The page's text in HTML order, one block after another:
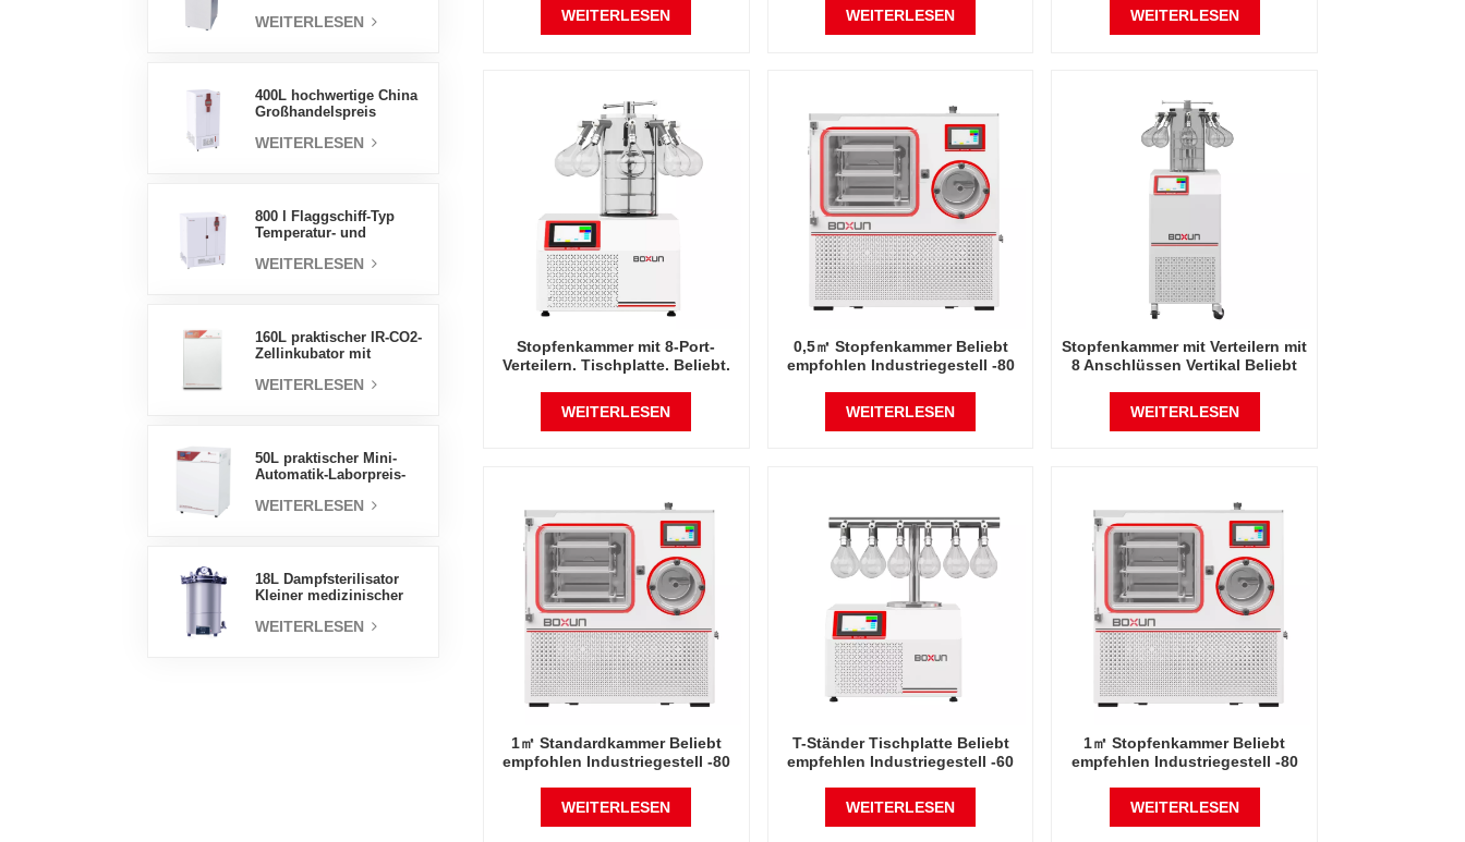
Design,
WEITERLESEN
400L hochwertige China
Großhandelspreis
Luftfeuchtigkeit stabile
WEITERLESEN
800 l Flaggschiff-Typ
Temperatur- und
Inkubatorkammer,
WEITERLESEN
160L praktischer IR-CO2-
Zellinkubator mit
professionelle Fabrik-
WEITERLESEN
50L praktischer Mini-
Automatik-Laborpreis-
WEITERLESEN
18L Dampfsterilisator
Kleiner medizinischer
Autoklav
WEITERLESEN
WEITERLESEN WEITERLESEN WEITERLESEN
Stopfenkammer mit 8-Port-
Verteilern. Tischplatte. Beliebt.
Grad Celsius in China
WEITERLESEN
0,5㎡ Stopfenkammer Beliebt
empfohlen Industriegestell -80
WEITERLESEN
Stopfenkammer mit Verteilern mit
8 Anschlüssen Vertikal Beliebt
Gefriertrocknerfabrik in China
WEITERLESEN
1㎡ Standardkammer Beliebt
empfohlen Industriegestell -80
Gefriertrocknerfabrik in China
WEITERLESEN
T-Ständer Tischplatte Beliebt
empfehlen Industriegestell -60
Gefriertrocknerfabrik in China
WEITERLESEN
1㎡ Stopfenkammer Beliebt
empfehlen Industriegestell -80
Gefriertrocknerfabrik in China
WEITERLESEN